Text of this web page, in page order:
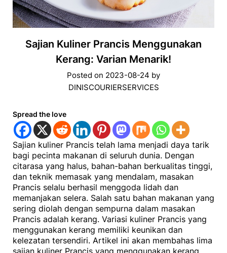
Sajian Kuliner Prancis Menggunakan
Kerang: Varian Menarik!
Posted on 2023-08-24 by
DINISCOURIERSERVICES
Spread the love
Sajian kuliner Prancis telah lama menjadi daya tarik
bagi pecinta makanan di seluruh dunia. Dengan
citarasa yang halus, bahan-bahan berkualitas tinggi,
dan teknik memasak yang mendalam, masakan
Prancis selalu berhasil menggoda lidah dan
memanjakan selera. Salah satu bahan makanan yang
sering diolah dengan sempurna dalam masakan
Prancis adalah kerang. Variasi kuliner Prancis yang
menggunakan kerang memiliki keunikan dan
kelezatan tersendiri. Artikel ini akan membahas lima